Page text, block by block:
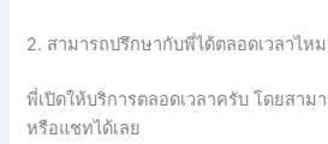
2. สามารถปรึกษากับพี่ได้ตลอดเวลาไห
พี่เปิดให้บริการตลอดเวลาครับ โดยสาม
หรือแชทได้เลย